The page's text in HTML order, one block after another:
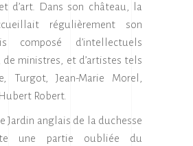
d’art. Dans son château, la
régulièrement son
composé d’intellectuels
de ministres, et d’artistes tels
Turgot, Jean-Marie Morel,
Robert.
Jardin anglais de la duchesse
une partie oubliée du